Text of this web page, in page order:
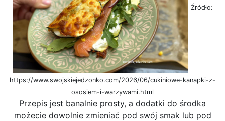
Źródło:
https://www.swojskiejedzonko.com/2026/06/cukiniowe-kanapki-z-
ososiem-i-warzywami.html
Przepis jest banalnie prosty, a dodatki do środka
możecie dowolnie zmieniać pod swój smak lub pod